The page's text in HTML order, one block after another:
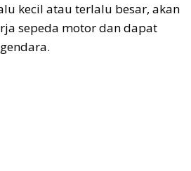
kecil atau terlalu besar, akan
sepeda motor dan dapat